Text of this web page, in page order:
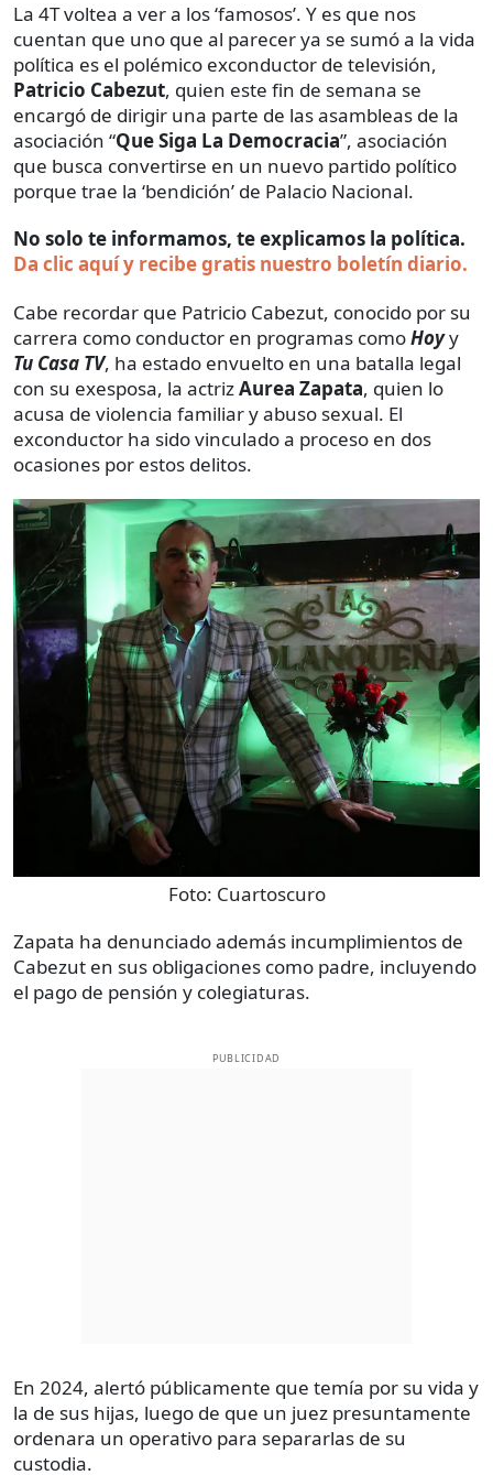
La 4T voltea a ver a los ‘famosos’. Y es que nos
cuentan que uno que al parecer ya se sumó a la vida
política es el polémico exconductor de televisión,
Patricio Cabezut, quien este fin de semana se
encargó de dirigir una parte de las asambleas de la
asociación “Que Siga La Democracia”, asociación
que busca convertirse en un nuevo partido político
porque trae la ‘bendición’ de Palacio Nacional.
No solo te informamos, te explicamos la política.
Da clic aquí y recibe gratis nuestro boletín diario.
Cabe recordar que Patricio Cabezut, conocido por su
carrera como conductor en programas comoHoyy
Tu Casa TV, ha estado envuelto en una batalla legal
con su exesposa, la actrizAurea Zapata, quien lo
acusa de violencia familiar y abuso sexual. El
exconductor ha sido vinculado a proceso en dos
ocasiones por estos delitos.
Foto: Cuartoscuro
Zapata ha denunciado además incumplimientos de
Cabezut en sus obligaciones como padre, incluyendo
el pago de pensión y colegiaturas.
PUBLICIDAD
En 2024, alertó públicamente que temía por su vida y
la de sus hijas, luego de que un juez presuntamente
ordenara un operativo para separarlas de su
custodia.